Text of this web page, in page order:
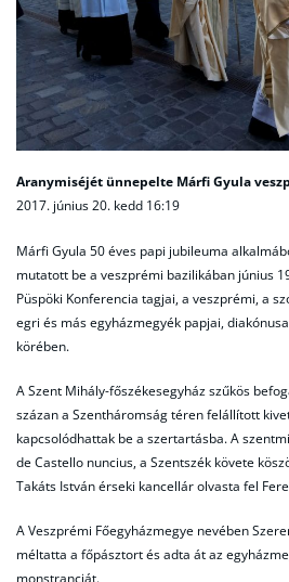
Aranymiséjét ünnepelte Márfi Gyula
2017. június 20. kedd 16:19
Márfi Gyula 50 éves papi jubileuma
mutatott be a veszprémi bazilikában június
Püspöki Konferencia tagjai, a veszprémi, a
egri és más egyházmegyék papjai,
körében.
A Szent Mihály-főszékesegyház szűkös
százan a Szentháromság téren felállított
kapcsolódhattak be a szertartásba. A
de Castello nuncius, a Szentszék követe
Takáts István érseki kancellár olvasta fel
A Veszprémi Főegyházmegye nevében
méltatta a főpásztort és adta át az
monstranciát.